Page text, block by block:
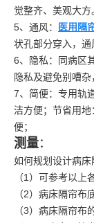
觉整齐、美观大方
5、通风：
医用隔
状孔部分穿入，通
6、隐私：同病区
隐私及避免别嘈杂
7、简便：专用轨
洁方便；节省用
便；
测量：
如何规划设计病床
（1）可参考以上
（2）病床隔帘布
（3）病床隔帘布